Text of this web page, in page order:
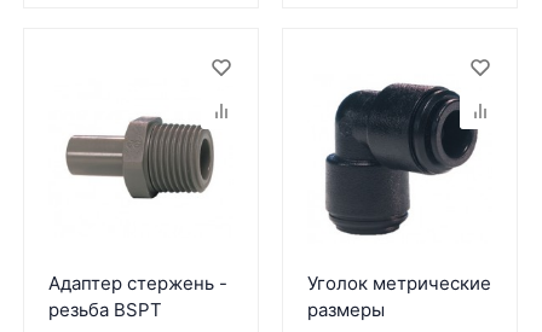
Адаптер стержень -
резьба BSPT
Уголок метрические
размеры